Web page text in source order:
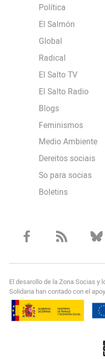
Política
El Salmón
Global
Radical
El Salto TV
El Salto Radio
Blogs
Feminismos
Medio Ambiente
Dereitos sociais
So para socias
Boletins
El desarollo de la Zona Socias y
Solidaria han contado con el